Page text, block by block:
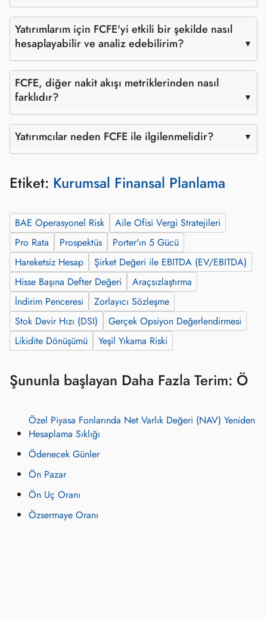
Yatırımlarım için FCFE'yi etkili bir şekilde nasıl
hesaplayabilir ve analiz edebilirim?
FCFE, diğer nakit akışı metriklerinden nasıl
farklıdır?
Yatırımcılar neden FCFE ile ilgilenmelidir?
Etiket: Kurumsal Finansal Planlama
BAE Operasyonel Risk
Aile Ofisi Vergi Stratejileri
Pro Rata
Prospektüs
Porter'ın 5 Gücü
Hareketsiz Hesap
Şirket Değeri ile EBITDA (EV/EBITDA)
Hisse Başına Defter Değeri
Araçsızlaştırma
İndirim Penceresi
Zorlayıcı Sözleşme
Stok Devir Hızı (DSI)
Gerçek Opsiyon Değerlendirmesi
Likidite Dönüşümü
Yeşil Yıkama Riski
Şununla başlayan Daha Fazla Terim: Ö
Özel Piyasa Fonlarında Net Varlık Değeri (NAV) Yeniden
Hesaplama Sıklığı
Ödenecek Günler
Ön Pazar
Ön Uç Oranı
Özsermaye Oranı